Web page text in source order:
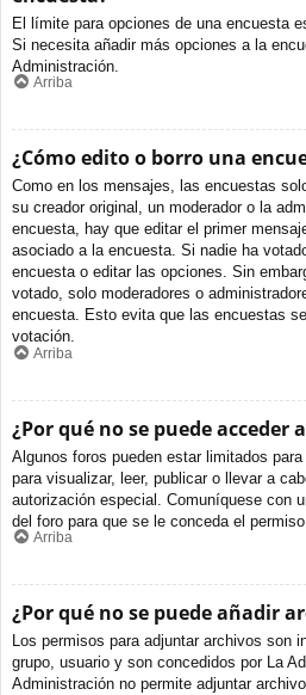
El límite para opciones de una encuesta
Si necesita añadir más opciones a la
Administración.
Arriba
¿Cómo edito o borro una
Como en los mensajes, las encuestas
su creador original, un moderador o la
encuesta, hay que editar el primer
asociado a la encuesta. Si nadie ha
encuesta o editar las opciones. Sin
votado, solo moderadores o
encuesta. Esto evita que las encuestas
votación.
Arriba
¿Por qué no se puede acceder
Algunos foros pueden estar limitados
para visualizar, leer, publicar o llevar a
autorización especial. Comuníquese con
del foro para que se le conceda el permiso
Arriba
¿Por qué no se puede añadir
Los permisos para adjuntar archivos son
grupo, usuario y son concedidos por La
Administración no permite adjuntar